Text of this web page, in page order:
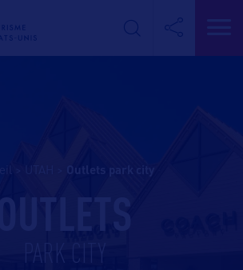
outlets park city
OUTLETS
PARK CITY